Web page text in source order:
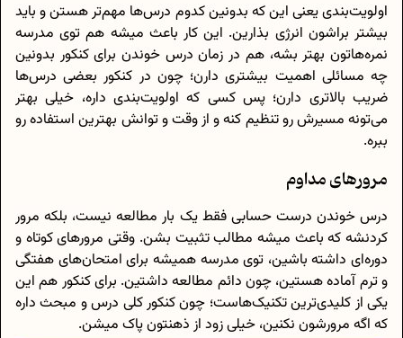
اولویت‌بندی یعنی این‌ که بدونین کدوم درس‌ها مهم‌تر هستن و باید
بیشتر براشون انرژی بذارین. این کار باعث میشه هم توی مدرسه
نمره‌هاتون بهتر بشه، هم در زمان درس خوندن برای کنکور بدونین
چه مسائلی اهمیت بیشتری دارن؛ چون در کنکور بعضی درس‌ها
ضریب بالاتری دارن؛ پس کسی که اولویت‌بندی داره، خیلی بهتر
می‌تونه مسیرش رو تنظیم کنه و از وقت و توانش بهترین استفاده رو
ببره.
مرورهای مداوم
درس خوندن درست حسابی فقط یک بار مطالعه نیست، بلکه مرور
کردنشه که باعث میشه مطالب تثبیت بشن. وقتی مرورهای کوتاه و
دوره‌ای داشته باشین، توی مدرسه همیشه برای امتحان‌های هفتگی
و ترم آماده هستین، چون دائم مطالعه داشتین. برای کنکور هم این
یکی از کلیدی‌ترین تکنیک‌هاست؛ چون کنکور کلی درس و مبحث داره
که اگه مرورشون نکنین، خیلی زود از ذهنتون پاک میشن.